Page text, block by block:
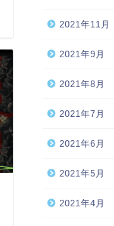
2021年11月
2021年9月
2021年8月
2021年7月
2021年6月
2021年5月
2021年4月